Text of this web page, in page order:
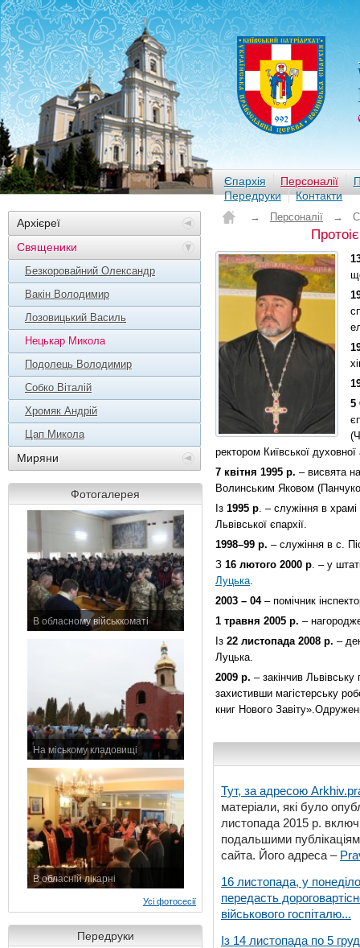
Єпархія Персоналії
Передруки
Контакти
Архієреї
Священики
Безкоровайний Олександр
Вакін Володимир
Лозовицький Василь
Нецькар Микола
Подолець Володимир
Собко Віталій
Хромяк Андрій
Цап Микола
Миряни
Фотогалерея
В обласному військкоматі
На міському кладовищі
В обласній лікарні
Усі фотосесії
Передруки
→ Персоналії →
5
ректором Київської духовної
7 квітня 1995 р. – висвята
Волинським Яковом
Із 1995 р. – служіння в
Львівської єпархії.
1998–99 р. – служіння в с.
З 16 лютого 2000 р. – у
Луцька.
2003 – 04– помічник
1 травня 2005 р. –
Із 22 листопада 2008 р. –
Луцька.
2009 р. – закінчив
захистивши магістерську
книг Нового
Тут, за адресою
матеріали, які було
листопада 2015 р.
подальшими
сайта. Його адреса –
16 листопада, у
передасть
військового госпіталю...
Із 14 листопада по 5